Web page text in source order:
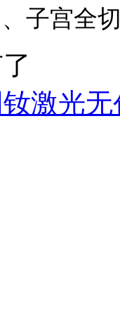
子宫全
激光